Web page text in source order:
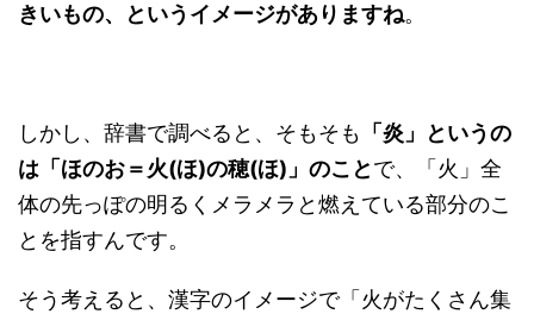
きいもの、というイメージがありますね。
しかし、辞書で調べると、そもそも 「炎」というの
は「ほのお＝火(ほ)の穂(ほ)」のことで、「火」全
体の先っぽの明るくメラメラと燃えている部分のこ
とを指すんです。
そう考えると、漢字のイメージで「火がたくさん集